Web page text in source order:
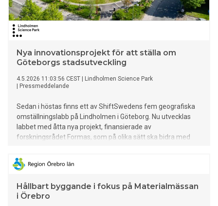
Nya innovationsprojekt för att ställa om
Göteborgs stadsutveckling
4.5.2026 11:03:56 CEST
Lindholmen Science Park
Pressmeddelande
Sedan i höstas finns ett av ShiftSwedens fem geografiska
omställningslabb på Lindholmen i Göteborg. Nu utvecklas
labbet med åtta nya projekt, finansierade av
forskningsrådet Formas, som på olika sätt ska bidra med
Hållbart byggande i fokus på Materialmässan
i Örebro